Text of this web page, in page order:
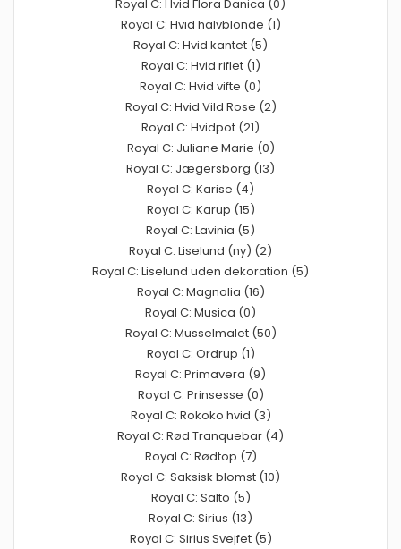
Royal C: Hvid Flora Danica (0)
Royal C: Hvid halvblonde (1)
Royal C: Hvid kantet (5)
Royal C: Hvid riflet (1)
Royal C: Hvid vifte (0)
Royal C: Hvid Vild Rose (2)
Royal C: Hvidpot (21)
Royal C: Juliane Marie (0)
Royal C: Jægersborg (13)
Royal C: Karise (4)
Royal C: Karup (15)
Royal C: Lavinia (5)
Royal C: Liselund (ny) (2)
Royal C: Liselund uden dekoration (5)
Royal C: Magnolia (16)
Royal C: Musica (0)
Royal C: Musselmalet (50)
Royal C: Ordrup (1)
Royal C: Primavera (9)
Royal C: Prinsesse (0)
Royal C: Rokoko hvid (3)
Royal C: Rød Tranquebar (4)
Royal C: Rødtop (7)
Royal C: Saksisk blomst (10)
Royal C: Salto (5)
Royal C: Sirius (13)
Royal C: Sirius Svejfet (5)